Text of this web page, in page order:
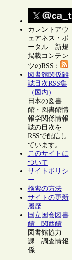
カレントアウ
ェアネス・ポ
ータル 新規
掲載コンテン
ツのRSS：
図書館関係雑
誌目次RSS集
（国内）
日本の図書
館・図書館情
報学関係情報
誌の目次を
RSSで配信し
ています。
このサイトに
ついて
サイトポリシ
ー
検索の方法
サイトの更新
履歴
国立国会図書
館 関西館
図書館協力
課 調査情報
係